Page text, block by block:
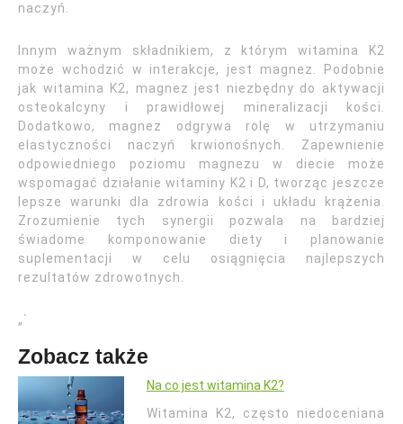
naczyń.
Innym ważnym składnikiem, z którym witamina K2
może wchodzić w interakcje, jest magnez. Podobnie
jak witamina K2, magnez jest niezbędny do aktywacji
osteokalcyny i prawidłowej mineralizacji kości.
Dodatkowo, magnez odgrywa rolę w utrzymaniu
elastyczności naczyń krwionośnych. Zapewnienie
odpowiedniego poziomu magnezu w diecie może
wspomagać działanie witaminy K2 i D, tworząc jeszcze
lepsze warunki dla zdrowia kości i układu krążenia.
Zrozumienie tych synergii pozwala na bardziej
świadome komponowanie diety i planowanie
suplementacji w celu osiągnięcia najlepszych
rezultatów zdrowotnych.
„`
Zobacz także
Na co jest witamina K2?
Witamina K2, często niedoceniana